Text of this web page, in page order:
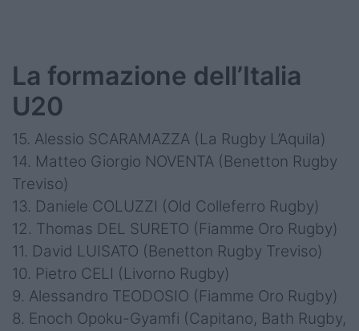
La formazione dell’Italia
U20
15. Alessio SCARAMAZZA (La Rugby L’Aquila)
14. Matteo Giorgio NOVENTA (Benetton Rugby
Treviso)
13. Daniele COLUZZI (Old Colleferro Rugby)
12. Thomas DEL SURETO (Fiamme Oro Rugby)
11. David LUISATO (Benetton Rugby Treviso)
10. Pietro CELI (Livorno Rugby)
9. Alessandro TEODOSIO (Fiamme Oro Rugby)
8. Enoch Opoku-Gyamfi (Capitano, Bath Rugby,